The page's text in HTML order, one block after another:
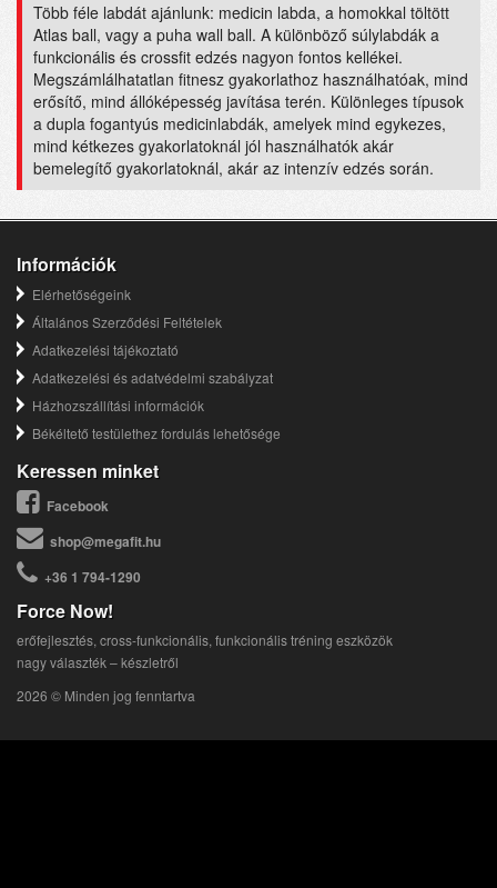
Több féle labdát ajánlunk: medicin labda, a homokkal töltött
Atlas ball, vagy a puha wall ball. A különböző súlylabdák a
funkcionális és crossfit edzés nagyon fontos kellékei.
Megszámlálhatatlan fitnesz gyakorlathoz használhatóak, mind
erősítő, mind állóképesség javítása terén. Különleges típusok
a dupla fogantyús medicinlabdák, amelyek mind egykezes,
mind kétkezes gyakorlatoknál jól használhatók akár
bemelegítő gyakorlatoknál, akár az intenzív edzés során.
Információk
Elérhetőségeink
Általános Szerződési Feltételek
Adatkezelési tájékoztató
Adatkezelési és adatvédelmi szabályzat
Házhozszállítási információk
Békéltető testülethez fordulás lehetősége
Keressen minket
Facebook
shop@megafit.hu
+36 1 794-1290
Force Now!
erőfejlesztés, cross-funkcionális, funkcionális tréning eszközök
nagy választék – készletről
2026 © Minden jog fenntartva